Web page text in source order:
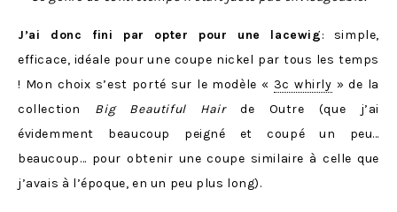
J’ai donc fini par opter pour une lacewig: simple,
efficace, idéale pour une coupe nickel par tous les temps
! Mon choix s’est porté sur le modèle « 3c whirly » de la
collection Big Beautiful Hairde Outre (que j’ai
évidemment beaucoup peigné et coupé un peu…
beaucoup… pour obtenir une coupe similaire à celle que
j’avais à l’époque, en un peu plus long).